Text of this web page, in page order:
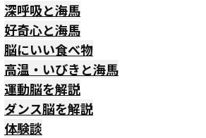
深呼吸と海馬
好奇心と海馬
脳にいい食べ物
高温・いびきと海馬
運動脳を解説
ダンス脳を解説
体験談